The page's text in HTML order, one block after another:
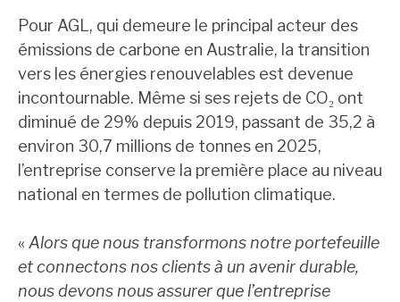
Pour AGL, qui demeure le principal acteur des
émissions de carbone en Australie, la transition
vers les énergies renouvelables est devenue
incontournable. Même si ses rejets de CO₂ ont
diminué de 29% depuis 2019, passant de 35,2 à
environ 30,7 millions de tonnes en 2025,
l’entreprise conserve la première place au niveau
national en termes de pollution climatique.
« Alors que nous transformons notre portefeuille
et connectons nos clients à un avenir durable,
nous devons nous assurer que l’entreprise